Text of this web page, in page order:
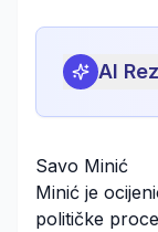
AI
Savo Minić
Minić je
političke